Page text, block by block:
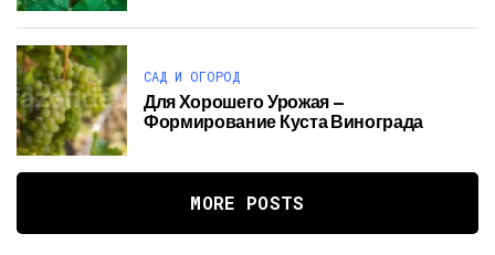
САД И ОГОРОД
Для Хорошего Урожая —
Формирование Куста Винограда
MORE POSTS